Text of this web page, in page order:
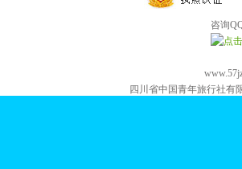
咨询
四川省中国青年旅行社有